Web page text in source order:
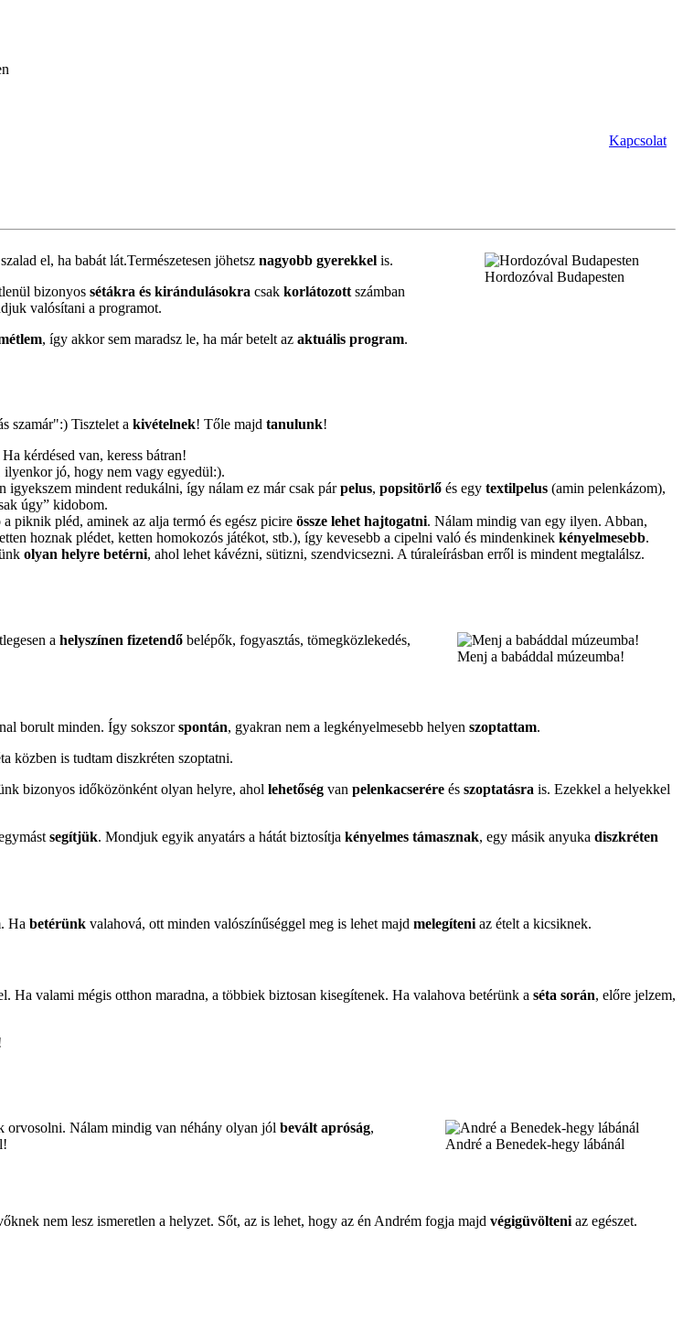
Kapcsolat
Hordozóval Budapesten
el, ha babát lát.Természetesen jöhetsz nagyobb gyerekkel is.
bizonyos sétákra és kirándulásokra csak korlátozott számban
valósítani a programot.
, így akkor sem maradsz le, ha már betelt az aktuális program.
szamár":) Tisztelet a kivételnek! Tőle majd tanulunk!
kérdésed van, keress bátran!
jó, hogy nem vagy egyedül:).
igyekszem mindent redukálni, így nálam ez már csak párpelus, popsitörlő és egy textilpelus (amin pelenkázom),
úgy” kidobom.
a piknik pléd, aminek az alja termó és egész picire össze lehet hajtogatni. Nálam mindig van egy ilyen. Abban,
hoznak plédet, ketten homokozós játékot, stb.), így kevesebb a cipelni való és mindenkinek kényelmesebb.
olyan helyre betérni, ahol lehet kávézni, sütizni, szendvicsezni. A túraleírásban erről is mindent megtalálsz.
Menj a babáddal múzeumba!
a helyszínen fizetendő belépők, fogyasztás, tömegközlekedés,
borult minden. Így sokszorspontán, gyakran nem a legkényelmesebb helyen szoptattam.
közben is tudtam diszkréten szoptatni.
bizonyos időközönként olyan helyre, ahol lehetőség van pelenkacserére és szoptatásra is. Ezekkel a helyekkel
segítjük. Mondjuk egyik anyatárs a hátát biztosítja kényelmes támasznak, egy másik anyuka diszkréten
Ha betérünk valahová, ott minden valószínűséggel meg is lehet majd melegíteni az ételt a kicsiknek.
Ha valami mégis otthon maradna, a többiek biztosan kisegítenek. Ha valahova betérünk a séta során, előre jelzem,
André a Benedek-hegy lábánál
orvosolni. Nálam mindig van néhány olyan jól bevált apróság,
nem lesz ismeretlen a helyzet. Sőt, az is lehet, hogy az én Andrém fogja majd végigüvölteni az egészet.